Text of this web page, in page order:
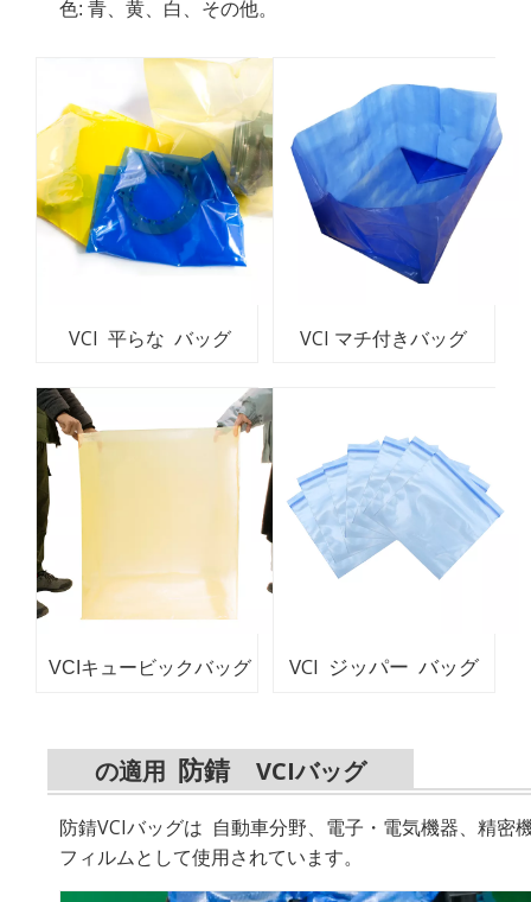
色: 青、黄、白、その他。
VCI 平らな バッグ VCI マチ付きバッグ
VCIキュービックバッグ VCI ジッパー バッグ
の適用 防錆 VCIバッグ
防錆VCIバッグは
自動車分野、電子・電気機器、精密
フィルムとして使用されています。